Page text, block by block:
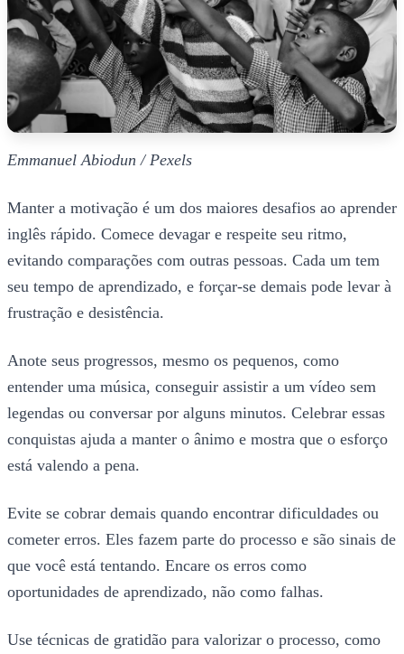
Emmanuel Abiodun / Pexels
Manter a motivação é um dos maiores desafios ao aprender
inglês rápido. Comece devagar e respeite seu ritmo,
evitando comparações com outras pessoas. Cada um tem
seu tempo de aprendizado, e forçar-se demais pode levar à
frustração e desistência.
Anote seus progressos, mesmo os pequenos, como
entender uma música, conseguir assistir a um vídeo sem
legendas ou conversar por alguns minutos. Celebrar essas
conquistas ajuda a manter o ânimo e mostra que o esforço
está valendo a pena.
Evite se cobrar demais quando encontrar dificuldades ou
cometer erros. Eles fazem parte do processo e são sinais de
que você está tentando. Encare os erros como
oportunidades de aprendizado, não como falhas.
Use técnicas de gratidão para valorizar o processo, como